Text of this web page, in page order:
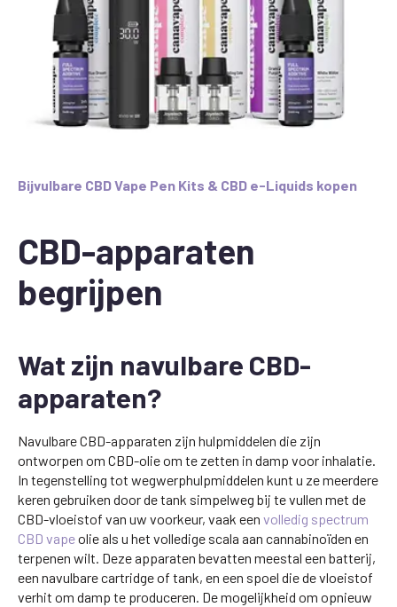
Bijvulbare CBD Vape Pen Kits & CBD e-Liquids kopen
CBD-apparaten
begrijpen
Wat zijn navulbare CBD-
apparaten?
Navulbare CBD-apparaten zijn hulpmiddelen die zijn
ontworpen om CBD-olie om te zetten in damp voor inhalatie.
In tegenstelling tot wegwerphulpmiddelen kunt u ze meerdere
keren gebruiken door de tank simpelweg bij te vullen met de
CBD-vloeistof van uw voorkeur, vaak een volledig spectrum
CBD vapeolie als u het volledige scala aan cannabinoïden en
terpenen wilt. Deze apparaten bevatten meestal een batterij,
een navulbare cartridge of tank, en een spoel die de vloeistof
verhit om damp te produceren. De mogelijkheid om opnieuw